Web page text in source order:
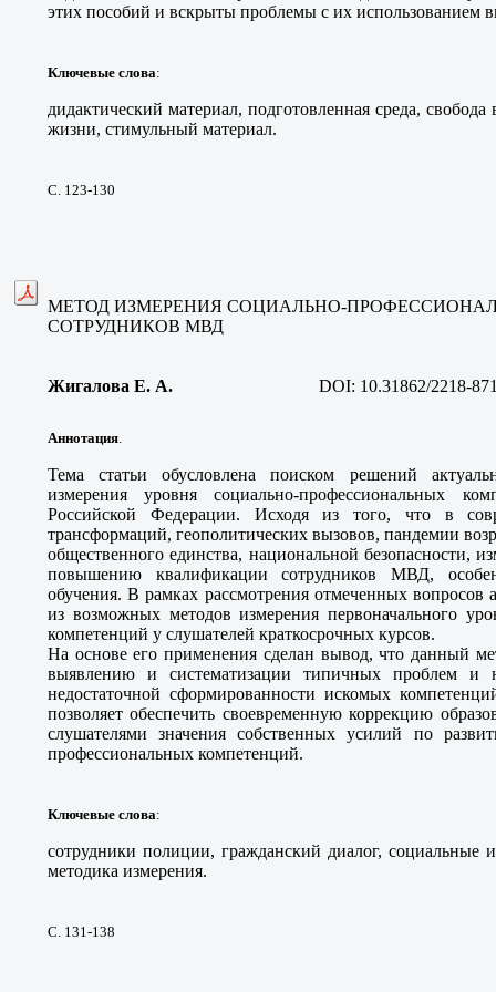
этих пособий и вскрыты проблемы с их использованием
Ключевые слова:
дидактический материал, подготовленная среда,
жизни, стимульный материал.
С. 123-130
МЕТОД ИЗМЕРЕНИЯ СОЦИАЛЬНО-
СОТРУДНИКОВ МВД
Жигалова Е. А. DOI: 10.31862/2218-
Аннотация.
Тема статьи обусловлена поиском решений
измерения уровня социально-профессиональных
Российской Федерации. Исходя из того, что в
трансформаций, геополитических вызовов, пандемии
общественного единства, национальной безопасности,
повышению квалификации сотрудников МВД,
обучения. В рамках рассмотрения отмеченных
из возможных методов измерения первоначального
компетенций у слушателей краткосрочных курсов.
На основе его применения сделан вывод, что данный
выявлению и систематизации типичных проблем и
недостаточной сформированности искомых
позволяет обеспечить своевременную коррекцию
слушателями значения собственных усилий по
профессиональных компетенций.
Ключевые слова:
сотрудники полиции, гражданский диалог, социальные
методика измерения.
С. 131-138